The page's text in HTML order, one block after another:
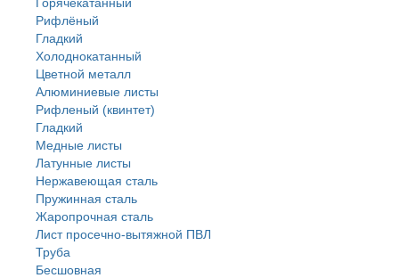
Рифлёный
Гладкий
Холоднокатанный
Цветной металл
Алюминиевые листы
Рифленый (квинтет)
Гладкий
Медные листы
Латунные листы
Нержавеющая сталь
Пружинная сталь
Жаропрочная сталь
Лист просечно-вытяжной ПВЛ
Труба
Бесшовная